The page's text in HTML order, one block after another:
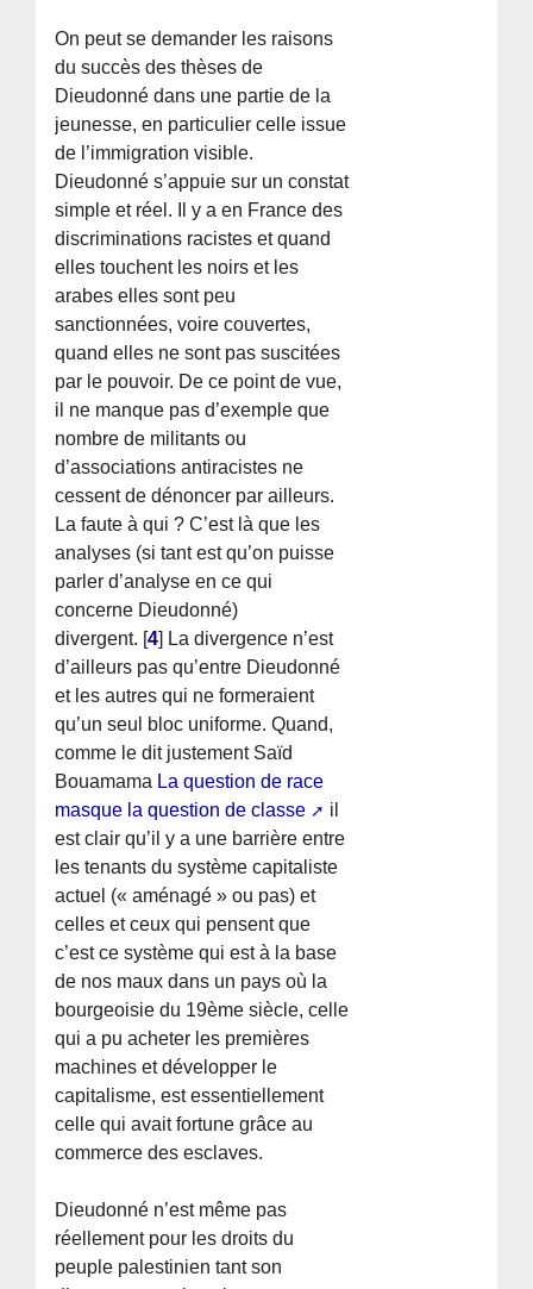
On peut se demander les raisons
du succès des thèses de
Dieudonné dans une partie de la
jeunesse, en particulier celle issue
de l’immigration visible.
Dieudonné s’appuie sur un constat
simple et réel. Il y a en France des
discriminations racistes et quand
elles touchent les noirs et les
arabes elles sont peu
sanctionnées, voire couvertes,
quand elles ne sont pas suscitées
par le pouvoir. De ce point de vue,
il ne manque pas d’exemple que
nombre de militants ou
d’associations antiracistes ne
cessent de dénoncer par ailleurs.
La faute à qui ? C’est là que les
analyses (si tant est qu’on puisse
parler d’analyse en ce qui
concerne Dieudonné)
divergent. [4] La divergence n’est
d’ailleurs pas qu’entre Dieudonné
et les autres qui ne formeraient
qu’un seul bloc uniforme. Quand,
comme le dit justement Saïd
Bouamama La question de race
masque la question de classe
il
est clair qu’il y a une barrière entre
les tenants du système capitaliste
actuel (« aménagé » ou pas) et
celles et ceux qui pensent que
c’est ce système qui est à la base
de nos maux dans un pays où la
bourgeoisie du 19ème siècle, celle
qui a pu acheter les premières
machines et développer le
capitalisme, est essentiellement
celle qui avait fortune grâce au
commerce des esclaves.
Dieudonné n’est même pas
réellement pour les droits du
peuple palestinien tant son